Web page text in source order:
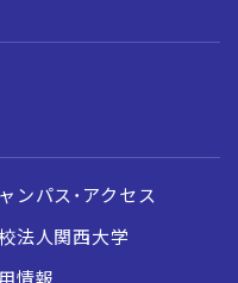
ンパス・アクセス
法人関西大学